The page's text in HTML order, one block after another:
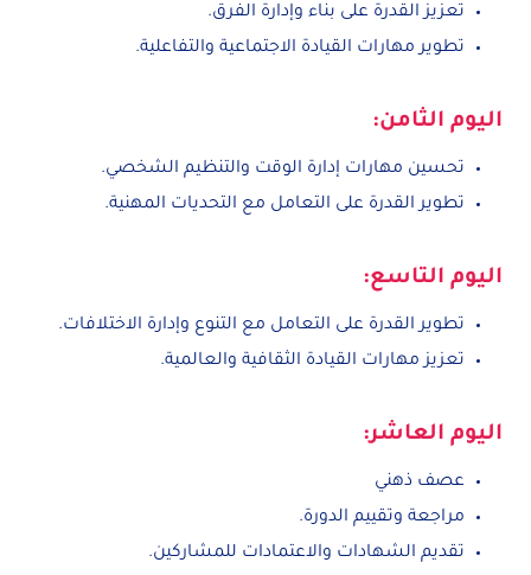
تعزيز القدرة على بناء وإدارة الفرق.
تطوير مهارات القيادة الاجتماعية والتفاعلية.
اليوم الثامن:
تحسين مهارات إدارة الوقت والتنظيم الشخصي.
تطوير القدرة على التعامل مع التحديات المهنية.
اليوم التاسع:
تطوير القدرة على التعامل مع التنوع وإدارة الاختلافات.
تعزيز مهارات القيادة الثقافية والعالمية.
اليوم العاشر:
عصف ذهني
مراجعة وتقييم الدورة.
تقديم الشهادات والاعتمادات للمشاركين.